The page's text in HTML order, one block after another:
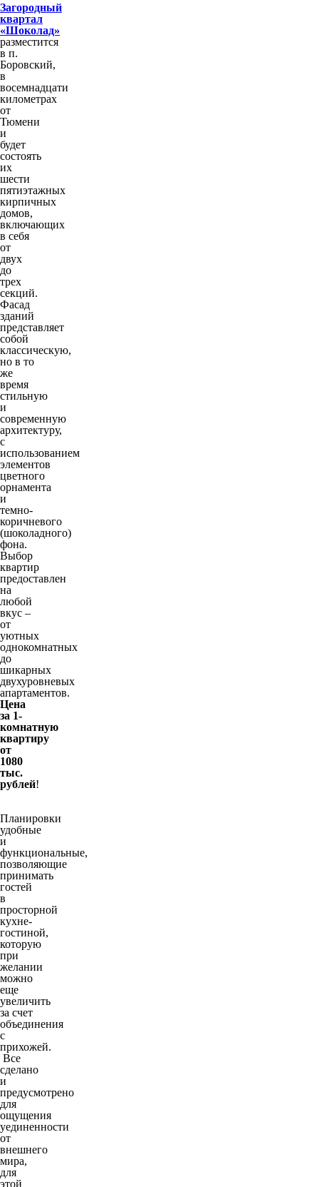
Загородный
квартал
«Шоколад»
разместится
в п.
Боровский,
в
восемнадцати
километрах
от
Тюмени
и
будет
состоять
их
шести
пятиэтажных
кирпичных
домов,
включающих
в себя
от
двух
до
трех
секций.
Фасад
зданий
представляет
собой
классическую,
но в то
же
время
стильную
и
современную
архитектуру,
с
использованием
элементов
цветного
орнамента
и
темно-
коричневого
(шоколадного)
фона.
Выбор
квартир
предоставлен
на
любой
вкус –
от
уютных
однокомнатных
до
шикарных
двухуровневых
апартаментов.
Цена
за 1-
комнатную
квартиру
от
1080
тыс.
рублей!
Планировки
удобные
и
функциональные,
позволяющие
принимать
гостей
в
просторной
кухне-
гостиной,
которую
при
желании
можно
еще
увеличить
за счет
объединения
с
прихожей.
Все
сделано
и
предусмотрено
для
ощущения
уединенности
от
внешнего
мира,
для
этой